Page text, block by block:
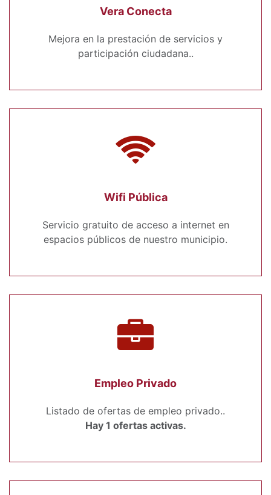
Vera Conecta
Mejora en la prestación de servicios y
participación ciudadana..
Wifi Pública
Servicio gratuito de acceso a internet en
espacios públicos de nuestro municipio.
Empleo Privado
Listado de ofertas de empleo privado..
Hay 1 ofertas activas.